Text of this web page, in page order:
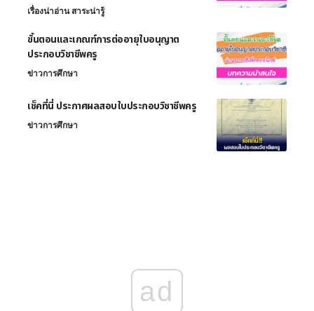
เรื่องน่าอ่าน สาระน่ารู้
ขั้นตอนและเกณฑ์การต่ออายุใบอนุญาต
ประกอบวิชาชีพครู
ข่าวการศึกษา
เช็คที่นี่ ประกาศผลสอบใบประกอบวิชาชีพครู
ข่าวการศึกษา
ad